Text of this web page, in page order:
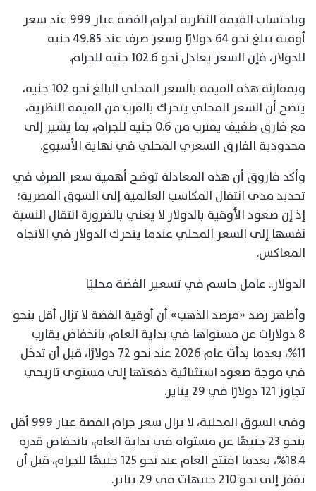
وباحتساب القيمة النظرية لجرام الفضة عيار 999 عند سعر
أوقية يبلغ نحو 64 دولارًا وسعر صرف عند 49.85 جنيه
للدولار، فإن السعر يعادل نحو 102.6 جنيه للجرام.
وبمقارنة هذه القيمة بالسعر المحلي البالغ نحو 102 جنيه،
يتضح أن السعر المحلي يتحرك بالقرب من القيمة النظرية،
مع فارق طفيف يقترب من 0.6 جنيه للجرام، بما يشير إلى
محدودية الفارق السعري المحلي في نهاية الأسبوع.
وأكد فاروق أن هذه المعادلة توضح أهمية سعر الصرف في
تحديد مدى انتقال المكاسب العالمية إلى السوق المصرية؛
إذ إن صعود الأوقية بالدولار لا يعني بالضرورة انتقال النسبة
نفسها إلى السعر المحلي عندما يتحرك الدولار في الاتجاه
المعاكس.
الدولار.. عامل حاسم في تسعير الفضة محليًا
وأظهر رصد «مرصد الذهب» أن أوقية الفضة لا تزال أقل بنحو
8 دولارات عن مستواها في بداية العام، بانخفاض يقارب
11%، بعدما بدأت عام 2026 عند نحو 72 دولارًا، قبل أن تدخل
في موجة صعود استثنائية دفعتها إلى مستوى تاريخي
تجاوز 121 دولارًا في 29 يناير.
وفي السوق المحلية، لا يزال سعر جرام الفضة عيار 999 أقل
بنحو 23 جنيهًا عن مستواه في بداية العام، بانخفاض قدره
18.4%، بعدما افتتح العام عند نحو 125 جنيهًا للجرام، قبل أن
يقفز إلى نحو 210 جنيهات في 29 يناير.